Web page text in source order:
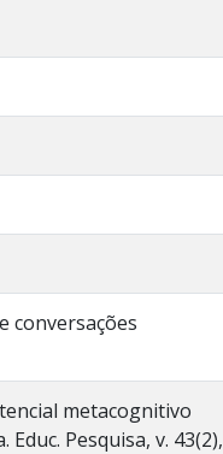
conversações
metacognitivo
Pesquisa, v. 43(2),